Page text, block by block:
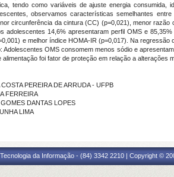
tendo como variáveis de ajuste energia
observamos características semelhantes
circunferência da cintura (CC) (p=0,021), menor
adolescentes 14,6% apresentaram perfil OMS e
e melhor índice HOMA-IR (p=0,017). Na
OMS consomem menos sódio e
foi fator de proteção em relação a alterações
PEREIRA DE ARRUDA - UFPB
FERREIRA
DANTAS LOPES
LIMA
da Informação - (84) 3342 2210 | Copyright ©